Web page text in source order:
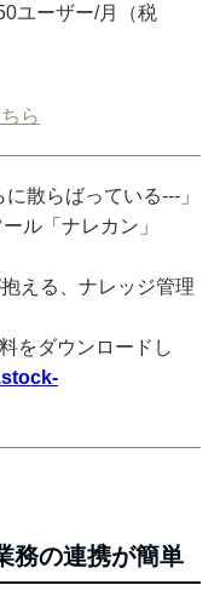
ユーザー/月（税
ら
散らばっている---」
ル「ナレカン」
える、ナレッジ管理
をダウンロードし
務の連携が簡単